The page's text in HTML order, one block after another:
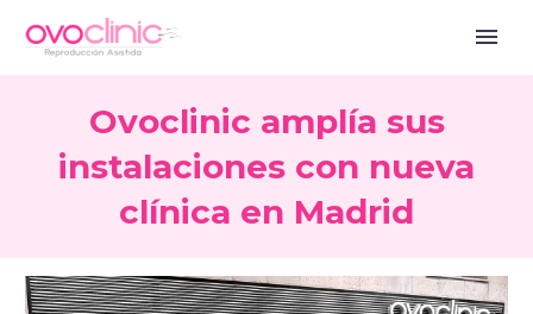
Ovoclinic amplía sus
instalaciones con nueva
clínica en Madrid